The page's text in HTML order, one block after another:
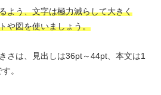
よう、文字は極力減らして大きく
や図を使いましょう。
さは、見出しは36pt～44pt、本文は1
。